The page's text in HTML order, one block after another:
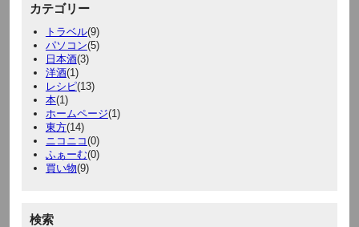
カテゴリー
トラベル(9)
パソコン(5)
日本酒(3)
洋酒(1)
レシピ(13)
本(1)
ホームページ(1)
東方(14)
ニコニコ(0)
ふぁーむ(0)
買い物(9)
検索